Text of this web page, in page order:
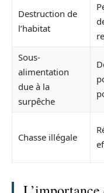
Destruction de
l’habitat
Sous-
alimentation
due à la
surpêche
Chasse illégale